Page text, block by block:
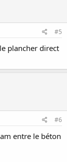
#5
plancher direct
#6
entre le béton